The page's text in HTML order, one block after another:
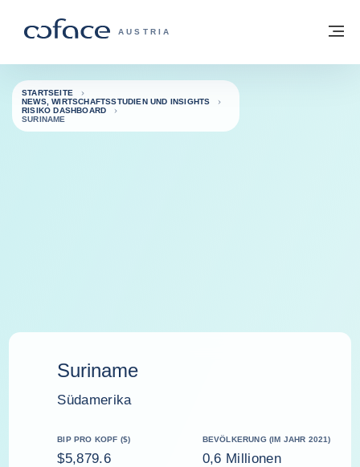
COFACE FOR TRADE - WEBSEITE DER
AUSTRIA
Zurück zur Startseite
STARTSEITE
NEWS, WIRTSCHAFTSSTUDIEN UND INSIGHTS
RISIKO DASHBOARD
SURINAME
Suriname
Südamerika
BIP PRO KOPF ($)
$5,879.6
BEVÖLKERUNG (IM JAHR 2021)
0,6 Millionen